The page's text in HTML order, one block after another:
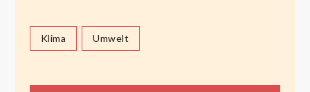
Klima Umwelt